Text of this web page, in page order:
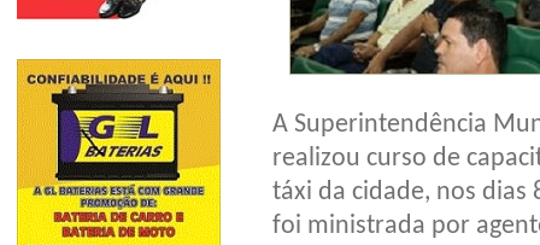
A Superintendência
realizou curso de
táxi da cidade, nos dias
foi ministrada por